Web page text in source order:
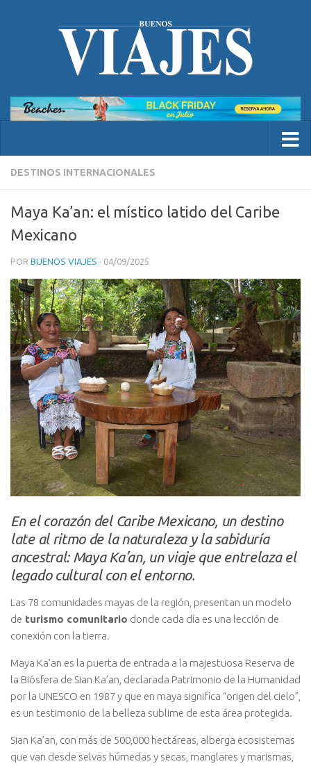
DESTINOS INTERNACIONALES
Maya Ka’an: el místico latido del Caribe
Mexicano
POR BUENOS VIAJES · 04/09/2025
En el corazón del Caribe Mexicano, un destino
late al ritmo de la naturaleza y la sabiduría
ancestral: Maya Ka’an, un viaje que entrelaza el
legado cultural con el entorno.
Las 78 comunidades mayas de la región, presentan un modelo
de turismo comunitario donde cada día es una lección de
conexión con la tierra.
Maya Ka’an es la puerta de entrada a la majestuosa Reserva de
la Biósfera de Sian Ka’an, declarada Patrimonio de la Humanidad
por la UNESCO en 1987 y que en maya significa “origen del cielo”,
es un testimonio de la belleza sublime de esta área protegida.
Sian Ka’an, con más de 500,000 hectáreas, alberga ecosistemas
que van desde selvas húmedas y secas, manglares y marismas,